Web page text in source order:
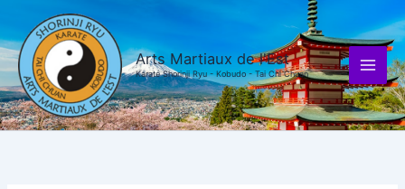
contenu
Arts Martiaux de l'Est
Karaté Shorinji Ryu - Kobudo - Tai Chi Chuan